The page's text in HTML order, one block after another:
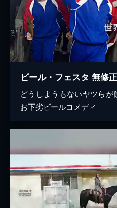
どうしようもないヤツらが
お下劣ビールコメディ